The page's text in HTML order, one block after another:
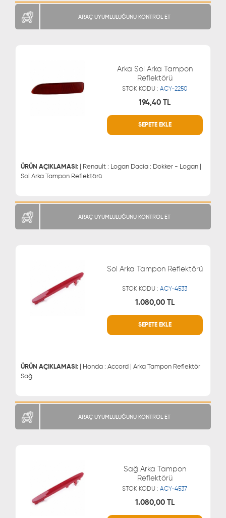
ARAÇ UYUMLULUĞUNU KONTROL ET
Arka Sol Arka Tampon
Reflektörü
STOK KODU : ACY-2250
194,40 TL
SEPETE EKLE
ÜRÜN AÇIKLAMASI: | Renault : Logan Dacia : Dokker - Logan |
Sol Arka Tampon Reflektörü
MÜŞTERİ HİZMETLERİ
ARAÇ UYUMLULUĞUNU KONTROL ET
Sol Arka Tampon Reflektörü
STOK KODU :ACY-4533
1.080,00 TL
SEPETE EKLE
ÜRÜN AÇIKLAMASI: | Honda : Accord | Arka Tampon Reflektör
Sağ
MÜŞTERİ HİZMETLERİ
ARAÇ UYUMLULUĞUNU KONTROL ET
Sağ Arka Tampon
Reflektörü
STOK KODU :ACY-4537
1.080,00 TL